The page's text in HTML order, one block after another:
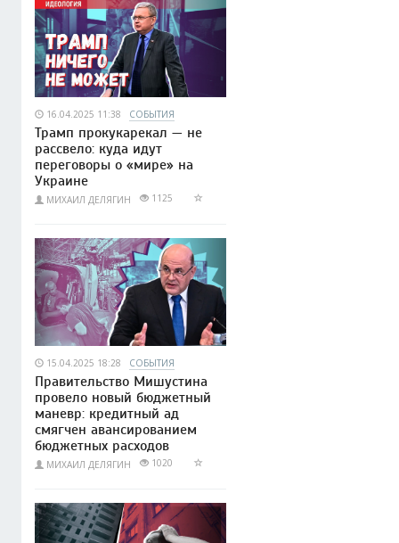
16.04.2025 11:38 СОБЫТИЯ
Трамп прокукарекал — не
рассвело: куда идут
переговоры о «мире» на
Украине
МИХАИЛ ДЕЛЯГИН 1125
15.04.2025 18:28 СОБЫТИЯ
Правительство Мишустина
провело новый бюджетный
маневр: кредитный ад
смягчен авансированием
бюджетных расходов
МИХАИЛ ДЕЛЯГИН 1020